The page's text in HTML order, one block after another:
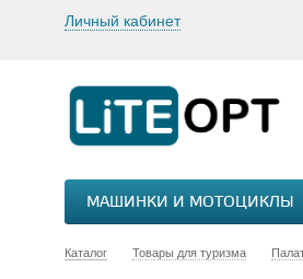
Личный кабинет
МАШИНКИ И МОТОЦИКЛЫ
Каталог Товары для туризма